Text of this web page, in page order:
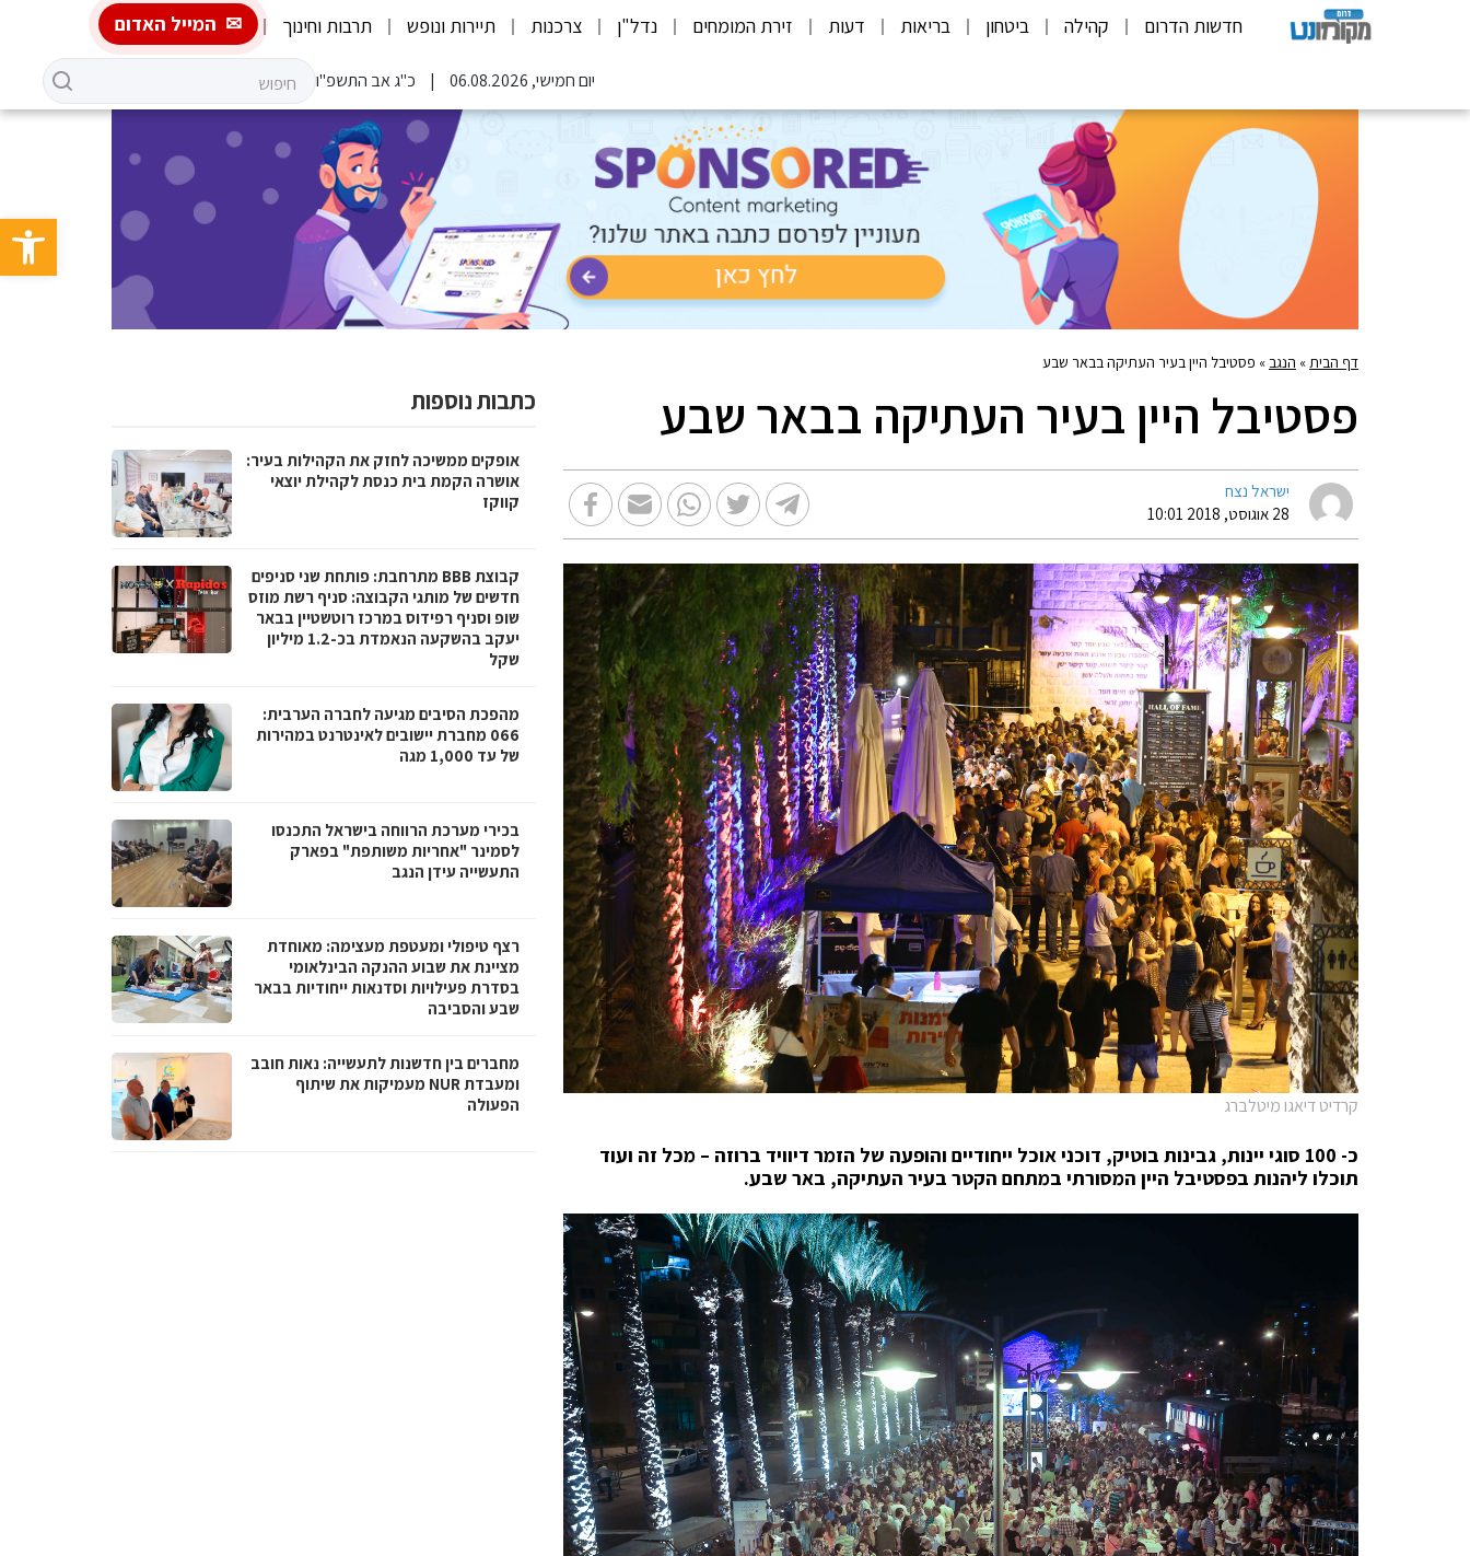
פתח
חדשות הדרום קהילה ביטחון בריאות דעות זירת המומחים נדל"ן צרכנות תיירות ונופש תרבות וחינוך המייל האדום
יום חמישי, 06.08.2026 כ"ג אב התשפ"ו
דף הבית » הנגב» פסטיבל היין בעיר העתיקה בבאר שבע
פסטיבל היין בעיר העתיקה בבאר שבע
ישראל נצח
28 אוגוסט, 2018 10:01
קרדיט דיאגו מיטלברג
כ- 100 סוגי יינות, גבינות בוטיק, דוכני אוכל ייחודיים והופעה של הזמר דיוויד ברוזה – מכל זה ועוד
תוכלו ליהנות בפסטיבל היין המסורתי במתחם הקטר בעיר העתיקה, באר שבע.
כתבות נוספות
אופקים ממשיכה לחזק את הקהילות בעיר:
אושרה הקמת בית כנסת לקהילת יוצאי
קווקז
קבוצת BBB מתרחבת: פותחת שני סניפים
חדשים של מותגי הקבוצה: סניף רשת מוזס
שופ וסניף רפידוס במרכז רוטשטיין בבאר
יעקב בהשקעה הנאמדת בכ-1.2 מיליון
שקל
מהפכת הסיבים מגיעה לחברה הערבית:
066 מחברת יישובים לאינטרנט במהירות
של עד 1,000 מגה
בכירי מערכת הרווחה בישראל התכנסו
לסמינר "אחריות משותפת" בפארק
התעשייה עידן הנגב
רצף טיפולי ומעטפת מעצימה: מאוחדת
מציינת את שבוע ההנקה הבינלאומי
בסדרת פעילויות וסדנאות ייחודיות בבאר
שבע והסביבה
מחברים בין חדשנות לתעשייה: נאות חובב
ומעבדת NUR מעמיקות את שיתוף
הפעולה